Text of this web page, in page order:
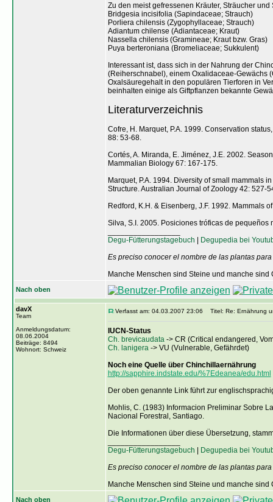
Zu den meist gefressenen Kräuter, Sträucher
Bridgesia incisifolia (Sapindaceae; Strauch)
Porliera chilensis (Zygophyllaceae; Strauch)
Adiantum chilense (Adiantaceae; Kraut)
Nassella chilensis (Gramineae; Kraut bzw. Gras)
Puya berteroniana (Bromeliaceae; Sukkulent)
Interessant ist, dass sich in der Nahrung der
(Reiherschnabel), einem Oxalidaceae-Gewächs
Oxalsäuregehalt in den populären Tierforen in
beinhalten einige als Giftpflanzen bekannte
Literaturverzeichnis
Cofre, H. Marquet, P.A. 1999. Conservation
88: 53-68.
Cortés, A. Miranda, E. Jiménez, J.E. 2002.
Mammalian Biology 67: 167-175.
Marquet, P.A. 1994. Diversity of small mammals
Structure. Australian Journal of Zoology 42: 527-
Redford, K.H. & Eisenberg, J.F. 1992. Mammals
Silva, S.I. 2005. Posiciones tróficas de
Degu-Fütterungstagebuch
Degupedia bei
Es preciso conocer el nombre de las plantas
Manche Menschen sind Steine und manche sind
Nach oben
davX
Team
Anmeldungsdatum:
08.06.2004
Beiträge: 8494
Wohnort: Schweiz
Verfasst am: 04.03.2007 23:06 Titel: Re: Ernährung
IUCN-Status
Ch. brevicaudata-> CR (Critical endangered,
Ch. lanigera-> VU (Vulnerable, Gefährdet)
Noch eine Quelle über Chinchillaernährung
http://sapphire.indstate.edu/%7Edeanea/edu.html
Der oben genannte Link führt zur
Mohlis, C. (1983) Informacion Preliminar Sobre
Nacional Forestral, Santiago.
Die Informationen über diese Übersetzung,
Degu-Fütterungstagebuch
Degupedia bei
Es preciso conocer el nombre de las plantas
Manche Menschen sind Steine und manche sind
Nach oben